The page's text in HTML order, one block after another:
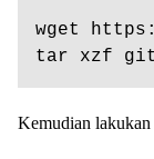
wget
tar xzf
Kemudian lakukan